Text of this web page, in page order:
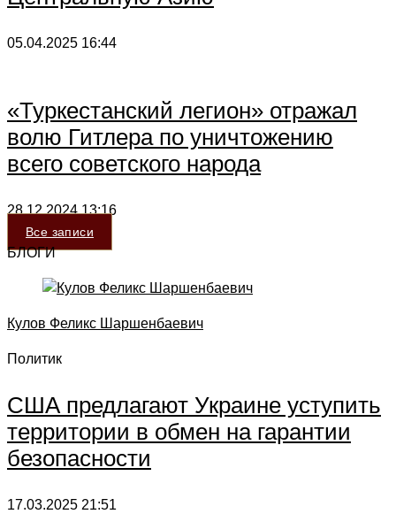
05.04.2025 16:44
«Туркестанский легион» отражал
волю Гитлера по уничтожению
всего советского народа
28.12.202413:16
Все записи
БЛОГИ
Кулов Феликс Шаршенбаевич
Политик
США предлагают Украине уступить
территории в обмен на гарантии
безопасности
17.03.2025 21:51